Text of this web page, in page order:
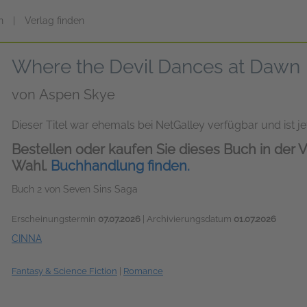
Verlag finden
Where the Devil Dances at Dawn
von Aspen Skye
Dieser Titel war ehemals bei NetGalley verfügbar und ist
Bestellen oder kaufen Sie dieses Buch in der
Wahl. Buchhandlung finden.
Buch 2 von Seven Sins Saga
Erscheinungstermin 07.07.2026 | Archivierungsdatum 01.07.2026
CINNA
Fantasy & Science Fiction Romance